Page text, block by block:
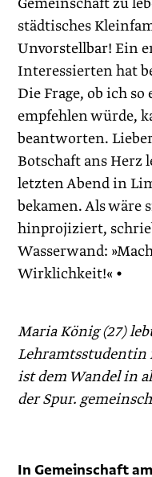
städtisches
Unvorstellbar! Ein
Interessierten hat
Die Frage, ob ich
empfehlen würde,
beantworten.
Botschaft ans Herz
letzten Abend in
bekamen. Als wäre
hinprojiziert,
Wasserwand:
Wirklichkeit!« •
Maria König (27)
Lehramtsstudentin
ist dem Wandel in
der Spur.
In Gemeinschaft